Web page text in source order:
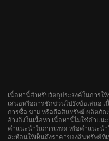
เนื้อหานี้สำหรับวัตถุประสงค์ในการใ
เสนอหรือการชักชวนไปยังข้อเสนอ
การซื้อ ขาย หรือถือสินทรัพย์ ผลิตภัณ
อ้างอิงในเนื้อหา เนื้อหานี้ไม่ใช่คำแน
คำแนะนำในการเทรด หรือคำแนะน
สะท้อนให้เห็นถึงราคาของสินทรัพย์ที่